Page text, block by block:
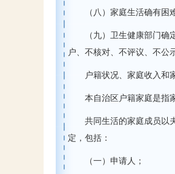
（八）家庭生活确有困
（九）卫生健康部门
户、不核对、不评议、不公
户籍状况、家庭收入和
本自治区户籍家庭是指
共同生活的家庭成员以
定，包括：
（一）申请人；